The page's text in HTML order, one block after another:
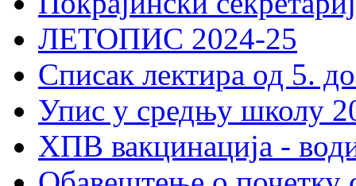
ЛЕТОПИС 2024-25
Списак лектира од 5.
Упис у средњу школу
ХПВ вакцинација -